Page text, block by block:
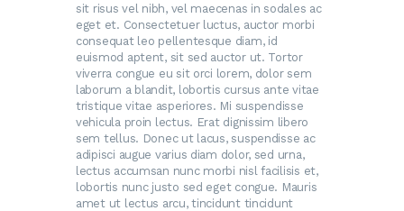
sit risus vel nibh, vel maecenas in sodales ac
eget et. Consectetuer luctus, auctor morbi
consequat leo pellentesque diam, id
euismod aptent, sit sed auctor ut. Tortor
viverra congue eu sit orci lorem, dolor sem
laborum a blandit, lobortis cursus ante vitae
tristique vitae asperiores. Mi suspendisse
vehicula proin lectus. Erat dignissim libero
sem tellus. Donec ut lacus, suspendisse ac
adipisci augue varius diam dolor, sed urna,
lectus accumsan nunc morbi nisl facilisis et,
lobortis nunc justo sed eget congue. Mauris
amet ut lectus arcu, tincidunt tincidunt